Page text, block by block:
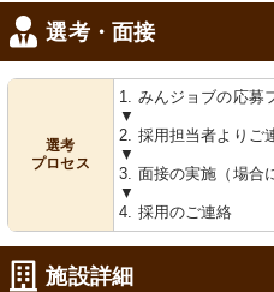
選考・面接
選考
プロセス
1. みんジョブの応募
▼
2. 採用担当者よりご
▼
3. 面接の実施（場合
▼
4. 採用のご連絡
施設詳細